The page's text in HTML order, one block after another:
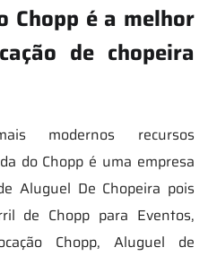
Chopp é a melhor
de chopeira
modernos recursos
do Chopp é uma empresa
Aluguel De Chopeira pois
de Chopp para Eventos,
Chopp, Aluguel de